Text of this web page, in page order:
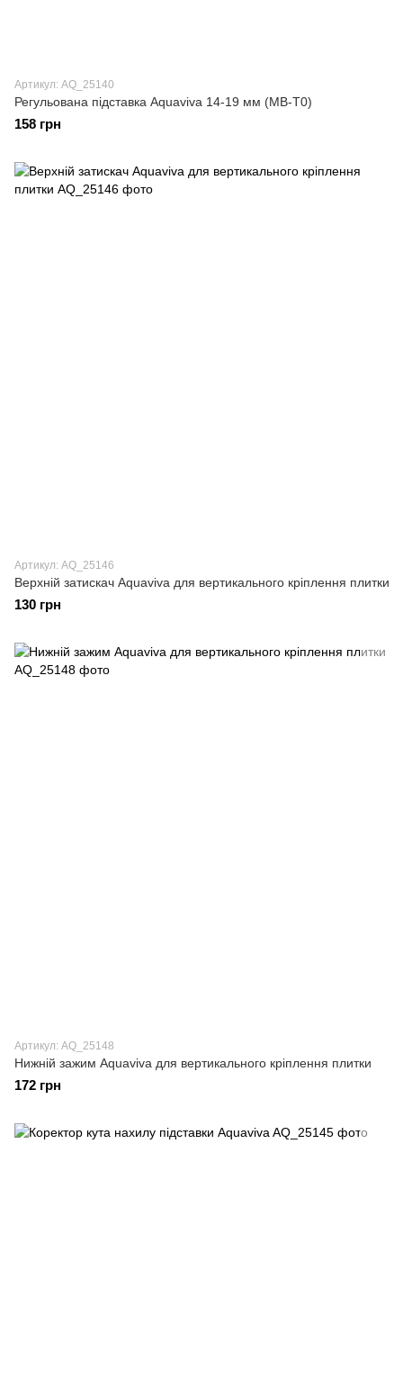
Артикул: AQ_25140
Регульована підставка Aquaviva 14-19 мм (MB-T0)
158 грн
Артикул: AQ_25146
Верхній затискач Aquaviva для вертикального кріплення плитки
130 грн
Артикул: AQ_25148
Нижній зажим Aquaviva для вертикального кріплення плитки
172 грн